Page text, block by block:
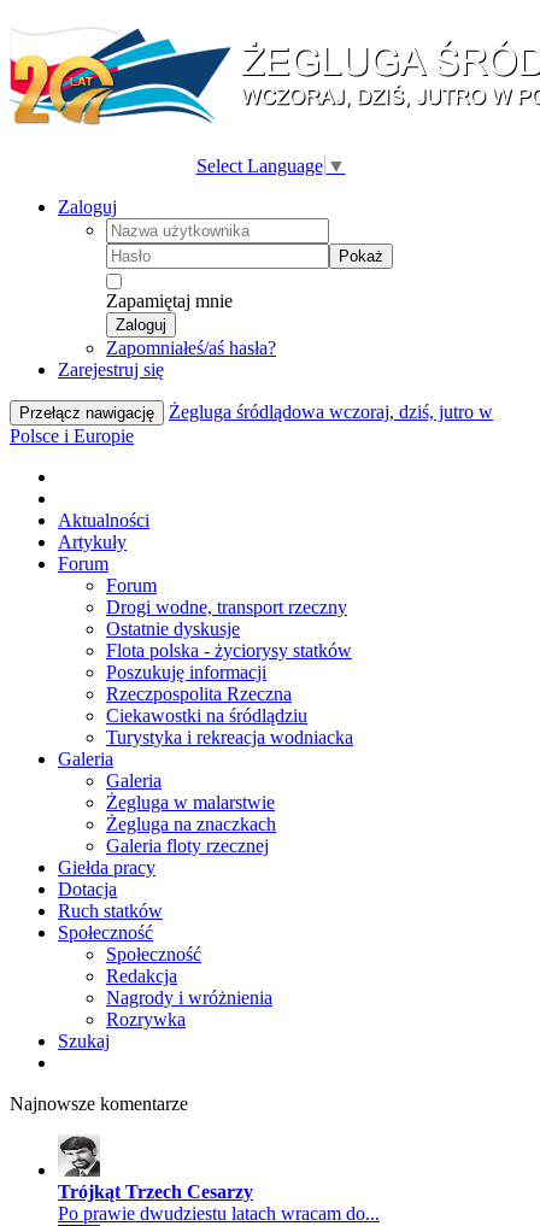
Select Language ▼
Zaloguj
Pokaż
Zapamiętaj mnie
Zaloguj
Zapomniałeś/aś hasła?
Zarejestruj się
Przełącz nawigację
Żegluga śródlądowa wczoraj, dziś, jutro w
Polsce i Europie
Aktualności
Artykuły
Forum
Forum
Drogi wodne, transport rzeczny
Ostatnie dyskusje
Flota polska - życiorysy statków
Poszukuję informacji
Rzeczpospolita Rzeczna
Ciekawostki na śródlądziu
Turystyka i rekreacja wodniacka
Galeria
Galeria
Żegluga w malarstwie
Żegluga na znaczkach
Galeria floty rzecznej
Giełda pracy
Dotacja
Ruch statków
Społeczność
Społeczność
Redakcja
Nagrody i wróżnienia
Rozrywka
Szukaj
Najnowsze komentarze
Trójkąt Trzech Cesarzy
Po prawie dwudziestu latach wracam do...